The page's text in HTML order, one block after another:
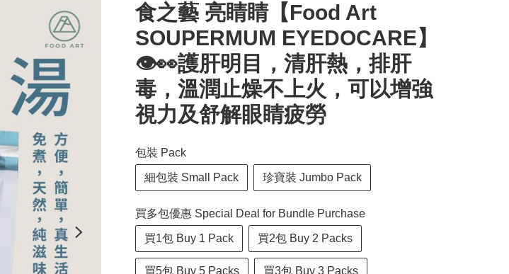
食之藝 亮睛睛【Food Art
SOUPERMUM EYEDOCARE】
👁👀護肝明目，清肝熱，排肝
毒，溫潤止燥不上火，可以增強
視力及舒解眼睛疲勞
包裝 Pack
細包裝 Small Pack 珍寶裝 Jumbo Pack
買多包優惠 Special Deal for Bundle Purchase
買1包 Buy 1 Pack 買2包 Buy 2 Packs
買5包 Buy 5 Packs 買3包 Buy 3 Packs